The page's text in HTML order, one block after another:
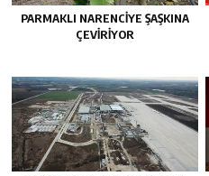
PARMAKLI NARENCİYE ŞAŞKINA
ÇEVİRİYOR